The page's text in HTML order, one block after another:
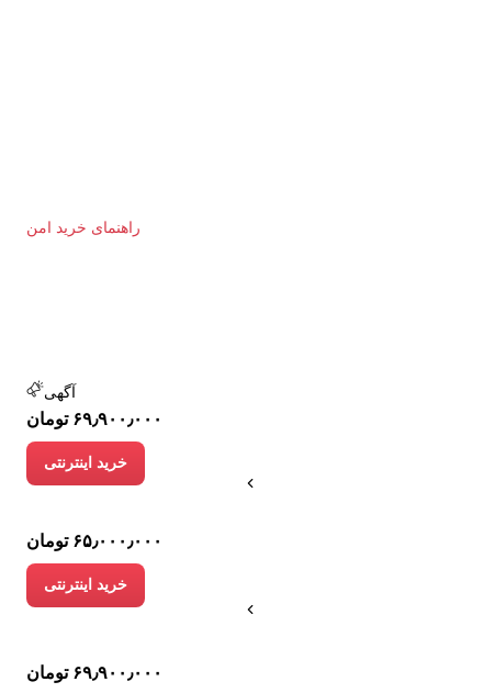
راهنمای خرید امن
آگهی
۶۹٫۹۰۰٫۰۰۰ تومان
خرید اینترنتی
۶۵٫۰۰۰٫۰۰۰ تومان
خرید اینترنتی
۶۹٫۹۰۰٫۰۰۰ تومان